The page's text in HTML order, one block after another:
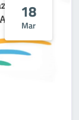
18
Mar